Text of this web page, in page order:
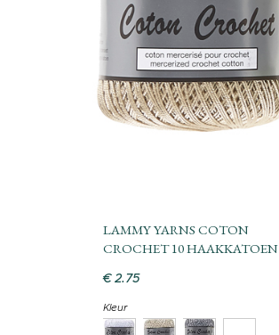
LAMMY YARNS COTON
CROCHET 10 HAAKKATOEN
€ 2.75
Kleur